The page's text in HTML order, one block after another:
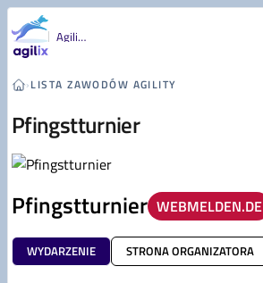
Przejdź do treści
Agility
›LISTA ZAWODÓW AGILITY
Pfingstturnier
Pfingstturnier WEBMELDEN.DE
WYDARZENIE STRONA ORGANIZATORA